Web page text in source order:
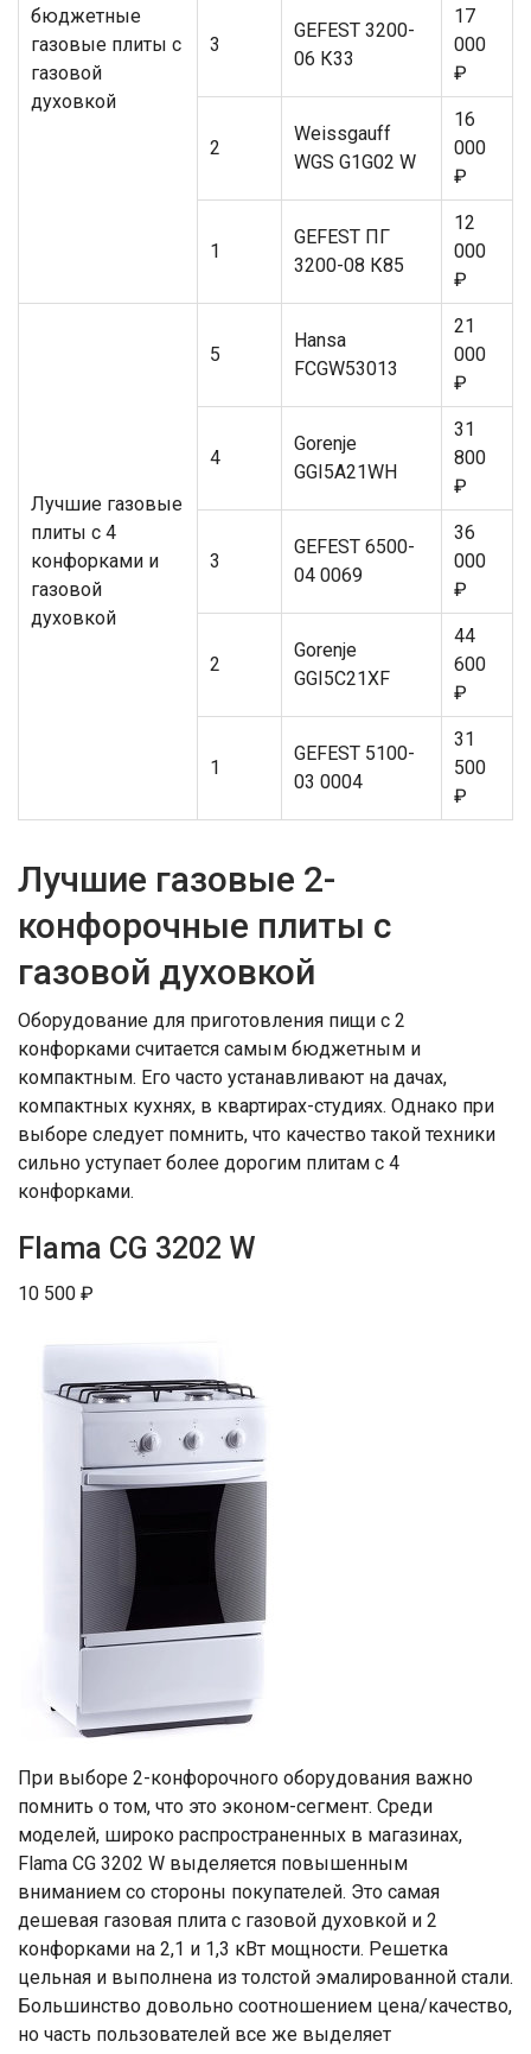
бюджетные
газовые плиты с
газовой
духовкой
3
GEFEST 3200-
06 К33
17
000
₽
2
Weissgauff
WGS G1G02 W
16
000
₽
1
GEFEST ПГ
3200-08 К85
12
000
₽
Лучшие газовые
плиты с 4
конфорками и
газовой
духовкой
5
Hansa
FCGW53013
21
000
₽
4
Gorenje
GGI5A21WH
31
800
₽
3
GEFEST 6500-
04 0069
36
000
₽
2
Gorenje
GGI5C21XF
44
600
₽
1
GEFEST 5100-
03 0004
31
500
₽
Лучшие газовые 2-
конфорочные плиты с
газовой духовкой
Оборудование для приготовления пищи с 2
конфорками считается самым бюджетным и
компактным. Его часто устанавливают на дачах,
компактных кухнях, в квартирах-студиях. Однако при
выборе следует помнить, что качество такой техники
сильно уступает более дорогим плитам с 4
конфорками.
Flama CG 3202 W
10 500 ₽
При выборе 2-конфорочного оборудования важно
помнить о том, что это эконом-сегмент. Среди
моделей, широко распространенных в магазинах,
Flama CG 3202 W выделяется повышенным
вниманием со стороны покупателей. Это самая
дешевая газовая плита с газовой духовкой и 2
конфорками на 2,1 и 1,3 кВт мощности. Решетка
цельная и выполнена из толстой эмалированной стали.
Большинство довольно соотношением цена/качество,
но часть пользователей все же выделяет